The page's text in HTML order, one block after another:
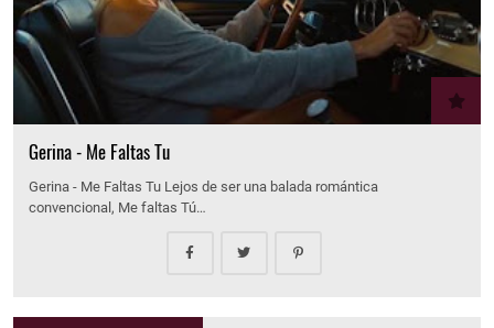
Gerina - Me Faltas Tu
Gerina - Me Faltas Tu Lejos de ser una balada romántica
convencional, Me faltas Tú…